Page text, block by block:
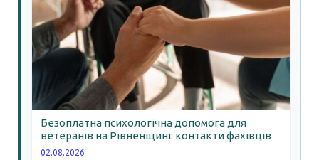
Безоплатна психологічна допомога для
ветеранів на Рівненщині: контакти фахівців
02.08.2026